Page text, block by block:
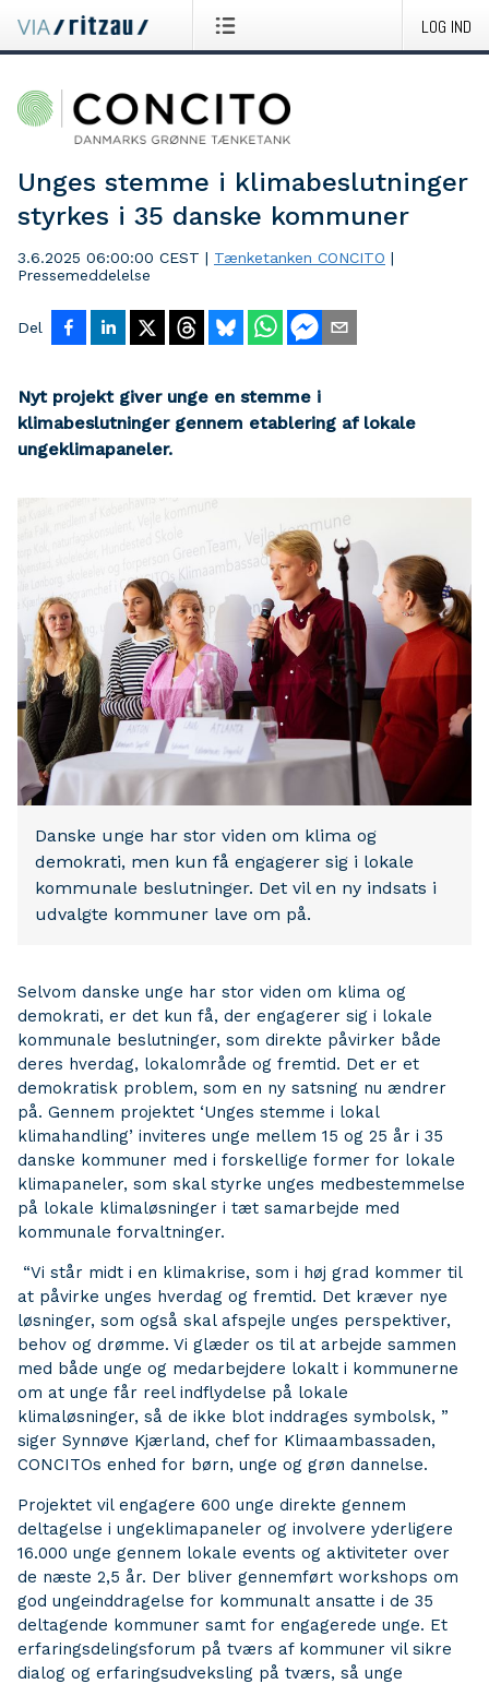
LOG IND
Unges stemme i klimabeslutninger
styrkes i 35 danske kommuner
3.6.2025 06:00:00 CEST | Tænketanken CONCITO |
Pressemeddelelse
Del
Nyt projekt giver unge en stemme i
klimabeslutninger gennem etablering af lokale
ungeklimapaneler.
Danske unge har stor viden om klima og
demokrati, men kun få engagerer sig i lokale
kommunale beslutninger. Det vil en ny indsats i
udvalgte kommuner lave om på.
Selvom danske unge har stor viden om klima og
demokrati, er det kun få, der engagerer sig i lokale
kommunale beslutninger, som direkte påvirker både
deres hverdag, lokalområde og fremtid. Det er et
demokratisk problem, som en ny satsning nu ændrer
på. Gennem projektet ‘Unges stemme i lokal
klimahandling’ inviteres unge mellem 15 og 25 år i 35
danske kommuner med i forskellige former for lokale
klimapaneler, som skal styrke unges medbestemmelse
på lokale klimaløsninger i tæt samarbejde med
kommunale forvaltninger.
“Vi står midt i en klimakrise, som i høj grad kommer til
at påvirke unges hverdag og fremtid. Det kræver nye
løsninger, som også skal afspejle unges perspektiver,
behov og drømme. Vi glæder os til at arbejde sammen
med både unge og medarbejdere lokalt i kommunerne
om at unge får reel indflydelse på lokale
klimaløsninger, så de ikke blot inddrages symbolsk, ”
siger Synnøve Kjærland, chef for Klimaambassaden,
CONCITOs enhed for børn, unge og grøn dannelse.
Projektet vil engagere 600 unge direkte gennem
deltagelse i ungeklimapaneler og involvere yderligere
16.000 unge gennem lokale events og aktiviteter over
de næste 2,5 år. Der bliver gennemført workshops om
god ungeinddragelse for kommunalt ansatte i de 35
deltagende kommuner samt for engagerede unge. Et
erfaringsdelingsforum på tværs af kommuner vil sikre
dialog og erfaringsudveksling på tværs, så unge